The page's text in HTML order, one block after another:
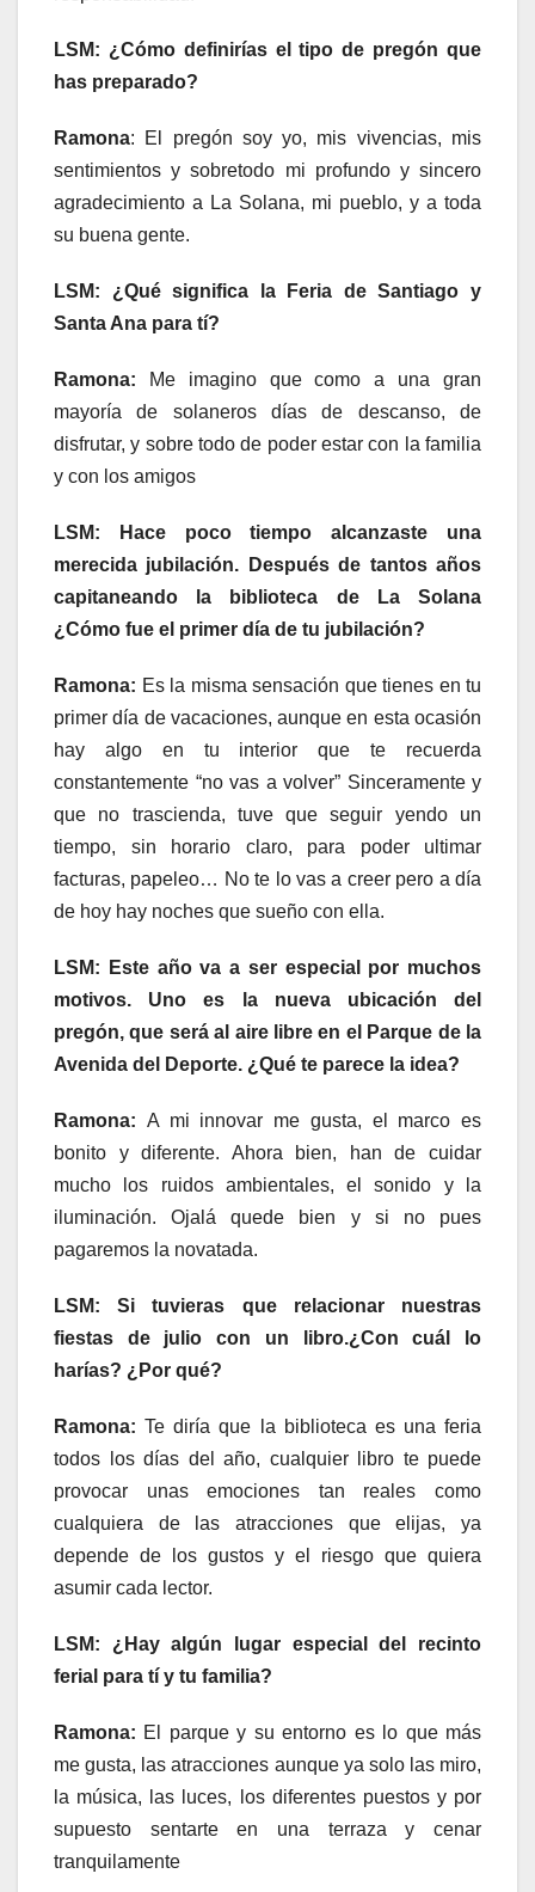
LSM: ¿Cómo definirías el tipo de pregón que
has preparado?
Ramona: El pregón soy yo, mis vivencias, mis
sentimientos y sobretodo mi profundo y sincero
agradecimiento a La Solana, mi pueblo, y a toda
su buena gente.
LSM: ¿Qué significa la Feria de Santiago y
Santa Ana para tí?
Ramona: Me imagino que como a una gran
mayoría de solaneros días de descanso, de
disfrutar, y sobre todo de poder estar con la familia
y con los amigos
LSM: Hace poco tiempo alcanzaste una
merecida jubilación. Después de tantos años
capitaneando la biblioteca de La Solana
¿Cómo fue el primer día de tu jubilación?
Ramona: Es la misma sensación que tienes en tu
primer día de vacaciones, aunque en esta ocasión
hay algo en tu interior que te recuerda
constantemente “no vas a volver” Sinceramente y
que no trascienda, tuve que seguir yendo un
tiempo, sin horario claro, para poder ultimar
facturas, papeleo… No te lo vas a creer pero a día
de hoy hay noches que sueño con ella.
LSM: Este año va a ser especial por muchos
motivos. Uno es la nueva ubicación del
pregón, que será al aire libre en el Parque de la
Avenida del Deporte. ¿Qué te parece la idea?
Ramona: A mi innovar me gusta, el marco es
bonito y diferente. Ahora bien, han de cuidar
mucho los ruidos ambientales, el sonido y la
iluminación. Ojalá quede bien y si no pues
pagaremos la novatada.
LSM: Si tuvieras que relacionar nuestras
fiestas de julio con un libro.¿Con cuál lo
harías? ¿Por qué?
Ramona: Te diría que la biblioteca es una feria
todos los días del año, cualquier libro te puede
provocar unas emociones tan reales como
cualquiera de las atracciones que elijas, ya
depende de los gustos y el riesgo que quiera
asumir cada lector.
LSM: ¿Hay algún lugar especial del recinto
ferial para tí y tu familia?
Ramona: El parque y su entorno es lo que más
me gusta, las atracciones aunque ya solo las miro,
la música, las luces, los diferentes puestos y por
supuesto sentarte en una terraza y cenar
tranquilamente